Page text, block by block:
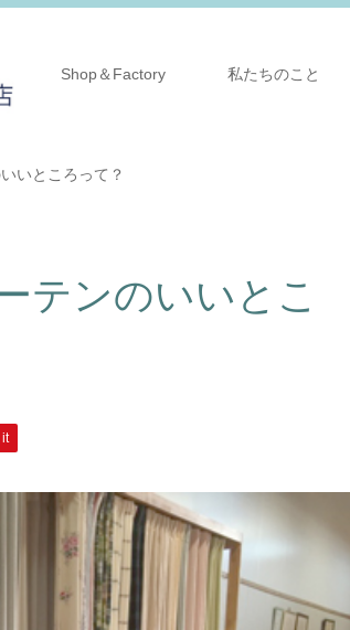
Shop＆Factory 私たちのこと
いところって？
テンのいいとこ
it